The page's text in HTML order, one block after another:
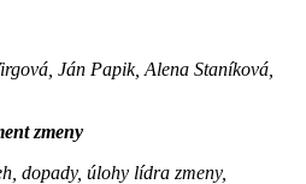
Ján Papik, Alena Staníková,
zmeny
dopady, úlohy lídra zmeny,